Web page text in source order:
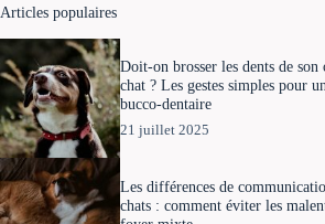
Articles populaires
Doit-on brosser les dents de son
chat ? Les gestes simples pour
bucco-dentaire
21 juillet 2025
Les différences de
chats : comment éviter les